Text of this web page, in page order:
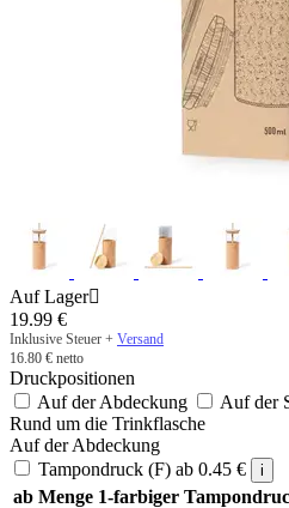
Auf Lager
19.99 €
Inklusive Steuer + Versand
16.80 € netto
Druckpositionen
Auf der Abdeckung
Auf der
Rund um die Trinkflasche
Auf der Abdeckung
Tampondruck (F) ab 0.45 € i
ab Menge 1-farbiger